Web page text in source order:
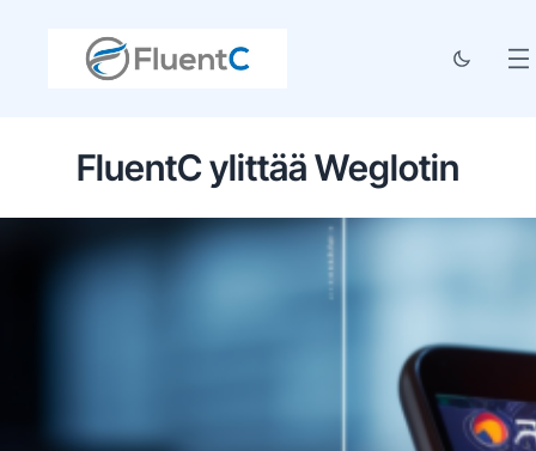
FluentC ylittää Weglotin